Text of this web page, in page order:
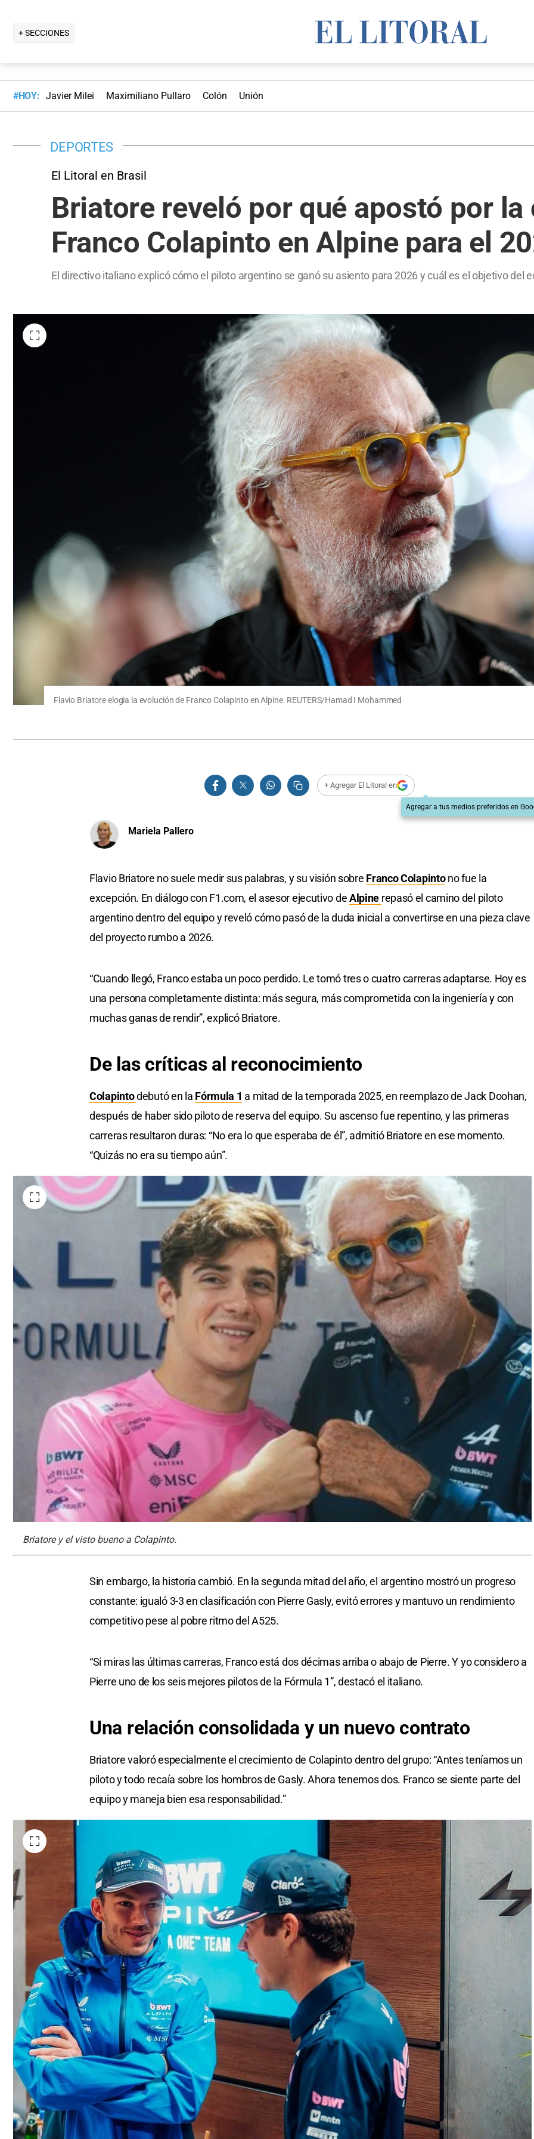
+ SECCIONES
#HOY: Javier Milei Maximiliano Pullaro Colón Unión
DEPORTES
El Litoral en Brasil
Briatore reveló por qué apostó por
Franco Colapinto en Alpine para el
El directivo italiano explicó cómo el piloto argentino se ganó su asiento para 2026 y cuál es el objetivo del
Flavio Briatore elogia la evolución de Franco Colapinto en Alpine. REUTERS/Hamad I Mohammed
+ Agregar El Litoral en
Agregar a tus medios preferidos en
Mariela Pallero
Flavio Briatore no suele medir sus palabras, y su visión sobre Franco Colapintono fue la
excepción. En diálogo con F1.com, el asesor ejecutivo deAlpine repasó el camino del piloto
argentino dentro del equipo y reveló cómo pasó de la duda inicial a convertirse en una pieza clave
del proyecto rumbo a 2026.
“Cuando llegó, Franco estaba un poco perdido. Le tomó tres o cuatro carreras adaptarse. Hoy es
una persona completamente distinta: más segura, más comprometida con la ingeniería y con
muchas ganas de rendir”, explicó Briatore.
De las críticas al reconocimiento
Colapintodebutó en la Fórmula 1 a mitad de la temporada 2025, en reemplazo de Jack Doohan,
después de haber sido piloto de reserva del equipo. Su ascenso fue repentino, y las primeras
carreras resultaron duras: “No era lo que esperaba de él”, admitió Briatore en ese momento.
“Quizás no era su tiempo aún”.
Briatore y el visto bueno a Colapinto.
Sin embargo, la historia cambió. En la segunda mitad del año, el argentino mostró un progreso
constante: igualó 3-3 en clasificación con Pierre Gasly, evitó errores y mantuvo un rendimiento
competitivo pese al pobre ritmo del A525.
“Si miras las últimas carreras, Franco está dos décimas arriba o abajo de Pierre. Y yo considero a
Pierre uno de los seis mejores pilotos de la Fórmula 1”, destacó el italiano.
Una relación consolidada y un nuevo contrato
Briatore valoró especialmente el crecimiento de Colapinto dentro del grupo: “Antes teníamos un
piloto y todo recaía sobre los hombros de Gasly. Ahora tenemos dos. Franco se siente parte del
equipo y maneja bien esa responsabilidad.”